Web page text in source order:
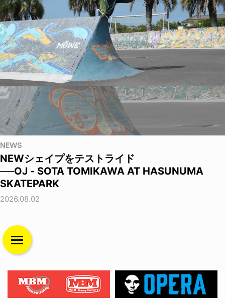
NEWS
NEWシェイプをテストライド
──OJ - SOTA TOMIKAWA AT HASUNUMA
SKATEPARK
2026.08.02